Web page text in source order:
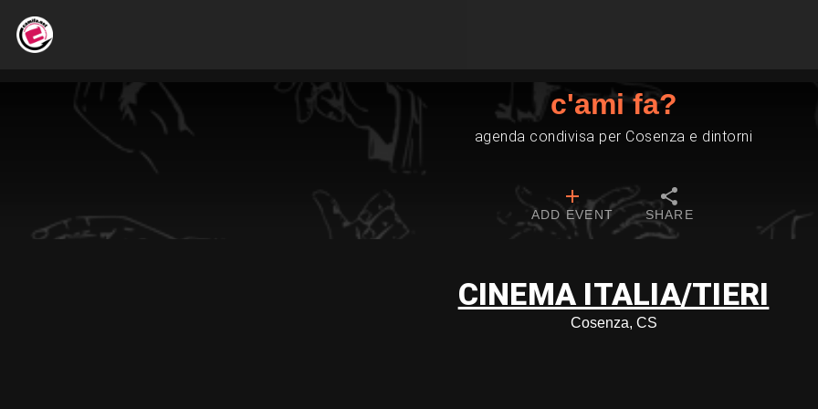
c'ami fa?
agenda condivisa per Cosenza e dintorni
ADD EVENT SHARE
CINEMA ITALIA/TIERI
Cosenza, CS